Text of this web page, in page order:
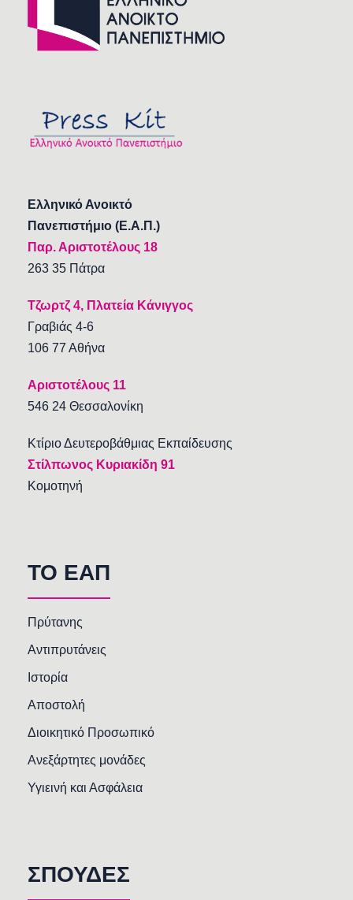
Ελληνικό Ανοικτό
Πανεπιστήμιο (Ε.Α.Π.)
Παρ. Αριστοτέλους 18
263 35 Πάτρα
Τζωρτζ 4, Πλατεία Κάνιγγος
Γραβιάς 4-6
106 77 Αθήνα
Αριστοτέλους 11
546 24 Θεσσαλονίκη
Κτίριο Δευτεροβάθμιας Εκπαίδευσης
Στίλπωνος Κυριακίδη 91
Κομοτηνή
TO EAΠ
Πρύτανης
Αντιπρυτάνεις
Ιστορία
Αποστολή
Διοικητικό Προσωπικό
Ανεξάρτητες μονάδες
Υγιεινή και Ασφάλεια
ΣΠΟΥΔΕΣ